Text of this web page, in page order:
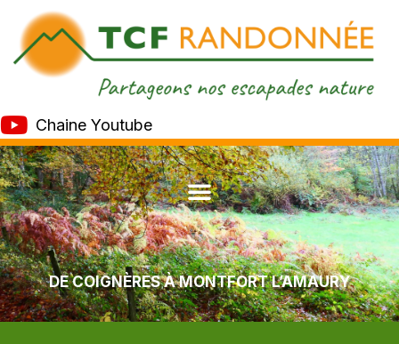
Chaine Youtube
DE COIGNÈRES À MONTFORT L’AMAURY